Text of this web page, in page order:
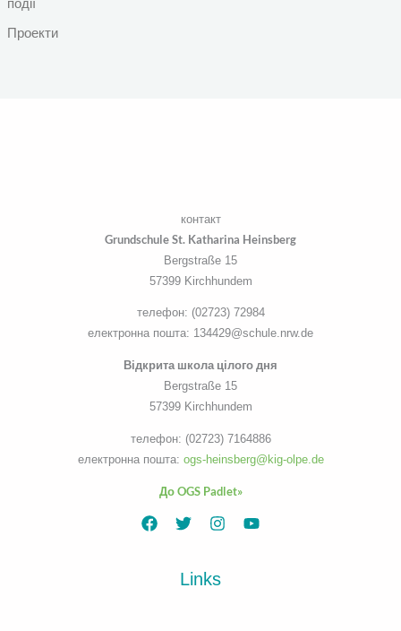
події
Проекти
контакт
Grundschule St. Katharina Heinsberg
Bergstraße 15
57399 Kirchhundem
телефон: (02723) 72984
електронна пошта: 134429@schule.nrw.de
Відкрита школа цілого дня
Bergstraße 15
57399 Kirchhundem
телефон: (02723) 7164886
електронна пошта: ogs-heinsberg@kig-olpe.de
До OGS Padlet»
Links